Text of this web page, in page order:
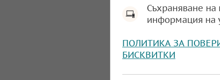
Съхраняване
информация на
ПОЛИТИКА ЗА
БИСКВИТКИ